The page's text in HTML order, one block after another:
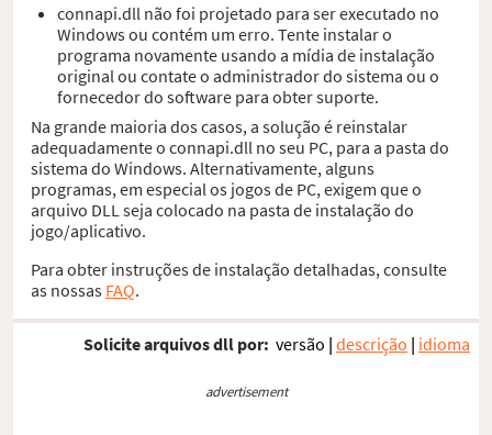
connapi.dll não foi projetado para ser executado no
Windows ou contém um erro. Tente instalar o
programa novamente usando a mídia de instalação
original ou contate o administrador do sistema ou o
fornecedor do software para obter suporte.
Na grande maioria dos casos, a solução é reinstalar
adequadamente o connapi.dll no seu PC, para a pasta do
sistema do Windows. Alternativamente, alguns
programas, em especial os jogos de PC, exigem que o
arquivo DLL seja colocado na pasta de instalação do
jogo/aplicativo.
Para obter instruções de instalação detalhadas, consulte
as nossas FAQ.
Solicite arquivos dll por: versão | descrição | idioma
advertisement